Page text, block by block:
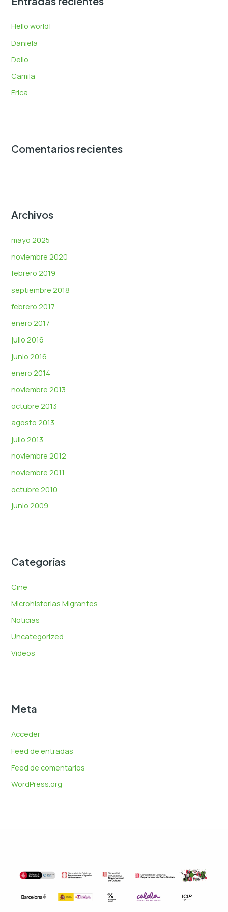
p
o
r
:
Hello world!
Daniela
Delio
Camila
Erica
Comentarios recientes
Archivos
mayo 2025
noviembre 2020
febrero 2019
septiembre 2018
febrero 2017
enero 2017
julio 2016
junio 2016
enero 2014
noviembre 2013
octubre 2013
agosto 2013
julio 2013
noviembre 2012
noviembre 2011
octubre 2010
junio 2009
Categorías
Cine
Microhistorias Migrantes
Noticias
Uncategorized
Videos
Meta
Acceder
Feed de entradas
Feed de comentarios
WordPress.org